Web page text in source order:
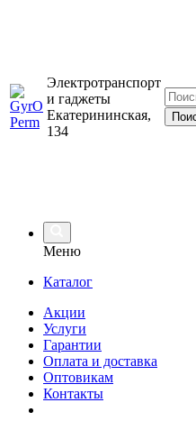
Электротранспорт
и гаджеты
Екатерининская,
134
Меню
Каталог
Акции
Услуги
Гарантии
Оплата и доставка
Оптовикам
Контакты